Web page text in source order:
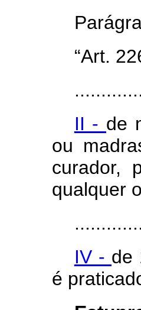
“Art.
II - de
ou
curador,
qualquer
IV - de
é